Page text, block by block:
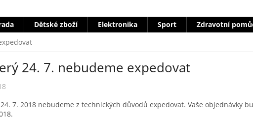
Dětské zboží Elektronika Sport Zdravotní
24. 7. nebudeme expedovat
7. 2018 nebudeme z technických důvodů expedovat. Vaše objednávky